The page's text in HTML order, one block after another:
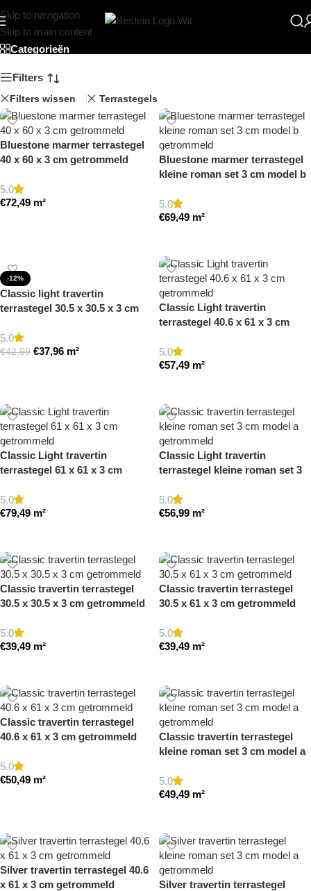
Skip to navigation
Skip to main content
Getrommeld
Categorieën
Filters
Filters wissen Terrastegels
Bluestone marmer terrastegel
40 x 60 x 3 cm getrommeld
5.0
€72,49 m²
Bluestone marmer terrastegel
kleine roman set 3 cm model b
5.0
€69,49 m²
-12%
Classic light travertin
terrastegel 30.5 x 30.5 x 3 cm
5.0
€42,99 €37,96 m²
Classic Light travertin
terrastegel 40.6 x 61 x 3 cm
5.0
€57,49 m²
Classic Light travertin
terrastegel 61 x 61 x 3 cm
5.0
€79,49 m²
Classic Light travertin
terrastegel kleine roman set 3
5.0
€56,99 m²
Classic travertin terrastegel
30.5 x 30.5 x 3 cm getrommeld
5.0
€39,49 m²
Classic travertin terrastegel
30.5 x 61 x 3 cm getrommeld
5.0
€39,49 m²
Classic travertin terrastegel
40.6 x 61 x 3 cm getrommeld
5.0
€50,49 m²
Classic travertin terrastegel
kleine roman set 3 cm model a
5.0
€49,49 m²
Silver travertin terrastegel 40.6
x 61 x 3 cm getrommeld
Silver travertin terrastegel